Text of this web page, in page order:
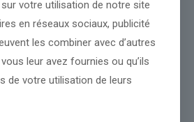
votre utilisation de notre site
en réseaux sociaux, publicité
les combiner avec d’autres
leur avez fournies ou qu’ils
de votre utilisation de leurs